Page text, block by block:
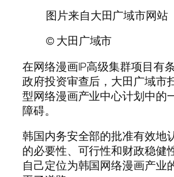
图片来自大田广域市网站
© 大田广域市
在网络漫画IP高级集群项目有
政府投资审查后，大田广域市
型网络漫画产业中心计划中的
障碍。
韩国内务安全部的批准有效地
的必要性、可行性和财政稳健
自己定位为韩国网络漫画产业